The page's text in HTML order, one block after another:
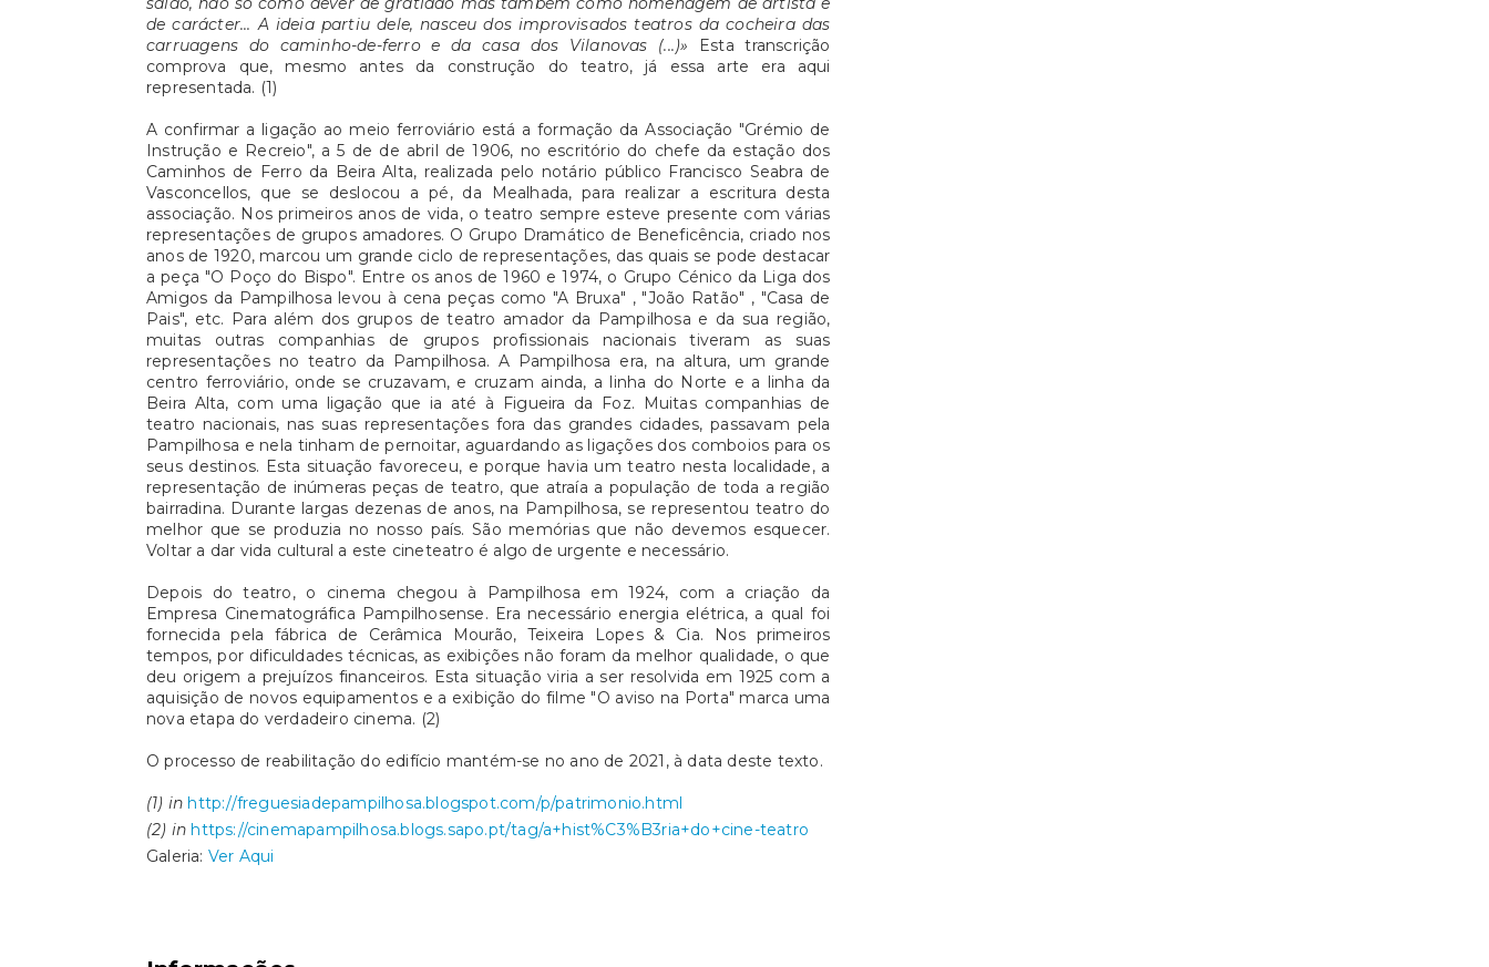
de carácter... A ideia partiu dele, nasceu dos improvisados teatros da cocheira das
carruagens do caminho-de-ferro e da casa dos Vilanovas (...)» Esta transcrição
comprova que, mesmo antes da construção do teatro, já essa arte era aqui
representada. (1)
A confirmar a ligação ao meio ferroviário está a formação da Associação "Grémio de
Instrução e Recreio", a 5 de de abril de 1906, no escritório do chefe da estação dos
Caminhos de Ferro da Beira Alta, realizada pelo notário público Francisco Seabra de
Vasconcellos, que se deslocou a pé, da Mealhada, para realizar a escritura desta
associação. Nos primeiros anos de vida, o teatro sempre esteve presente com várias
representações de grupos amadores. O Grupo Dramático de Beneficência, criado nos
anos de 1920, marcou um grande ciclo de representações, das quais se pode destacar
a peça "O Poço do Bispo". Entre os anos de 1960 e 1974, o Grupo Cénico da Liga dos
Amigos da Pampilhosa levou à cena peças como "A Bruxa" , "João Ratão" , "Casa de
Pais", etc. Para além dos grupos de teatro amador da Pampilhosa e da sua região,
muitas outras companhias de grupos profissionais nacionais tiveram as suas
representações no teatro da Pampilhosa. A Pampilhosa era, na altura, um grande
centro ferroviário, onde se cruzavam, e cruzam ainda, a linha do Norte e a linha da
Beira Alta, com uma ligação que ia até à Figueira da Foz. Muitas companhias de
teatro nacionais, nas suas representações fora das grandes cidades, passavam pela
Pampilhosa e nela tinham de pernoitar, aguardando as ligações dos comboios para os
seus destinos. Esta situação favoreceu, e porque havia um teatro nesta localidade, a
representação de inúmeras peças de teatro, que atraía a população de toda a região
bairradina. Durante largas dezenas de anos, na Pampilhosa, se representou teatro do
melhor que se produzia no nosso país. São memórias que não devemos esquecer.
Voltar a dar vida cultural a este cineteatro é algo de urgente e necessário.
Depois do teatro, o cinema chegou à Pampilhosa em 1924, com a criação da
Empresa Cinematográfica Pampilhosense. Era necessário energia elétrica, a qual foi
fornecida pela fábrica de Cerâmica Mourão, Teixeira Lopes & Cia. Nos primeiros
tempos, por dificuldades técnicas, as exibições não foram da melhor qualidade, o que
deu origem a prejuízos financeiros. Esta situação viria a ser resolvida em 1925 com a
aquisição de novos equipamentos e a exibição do filme "O aviso na Porta" marca uma
nova etapa do verdadeiro cinema. (2)
O processo de reabilitação do edifício mantém-se no ano de 2021, à data deste texto.
(1) inhttp://freguesiadepampilhosa.blogspot.com/p/patrimonio.html
(2) inhttps://cinemapampilhosa.blogs.sapo.pt/tag/a+hist%C3%B3ria+do+cine-teatro
Galeria: Ver Aqui